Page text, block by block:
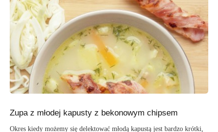
Zupa z młodej kapusty z bekonowym chipsem
Okres kiedy możemy się delektować młodą kapustą jest bardzo krótki,